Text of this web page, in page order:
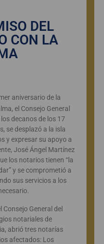
DEL
CON LA
aniversario de la
el Consejo General
decanos de los 17
se desplazó a la isla
y expresar su apoyo a
José Ángel Martínez
los notarios tienen “la
y se comprometió a
sus servicios a los
Consejo General del
notariales de
abrió tres notarías
afectados: Los